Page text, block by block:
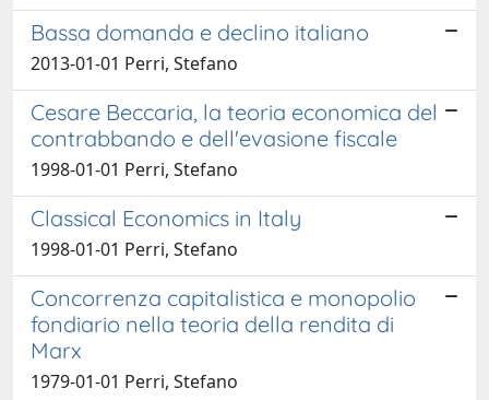
Bassa domanda e declino italiano
2013-01-01 Perri, Stefano
Cesare Beccaria, la teoria economica del
contrabbando e dell'evasione fiscale
1998-01-01 Perri, Stefano
Classical Economics in Italy
1998-01-01 Perri, Stefano
Concorrenza capitalistica e monopolio
fondiario nella teoria della rendita di
Marx
1979-01-01 Perri, Stefano